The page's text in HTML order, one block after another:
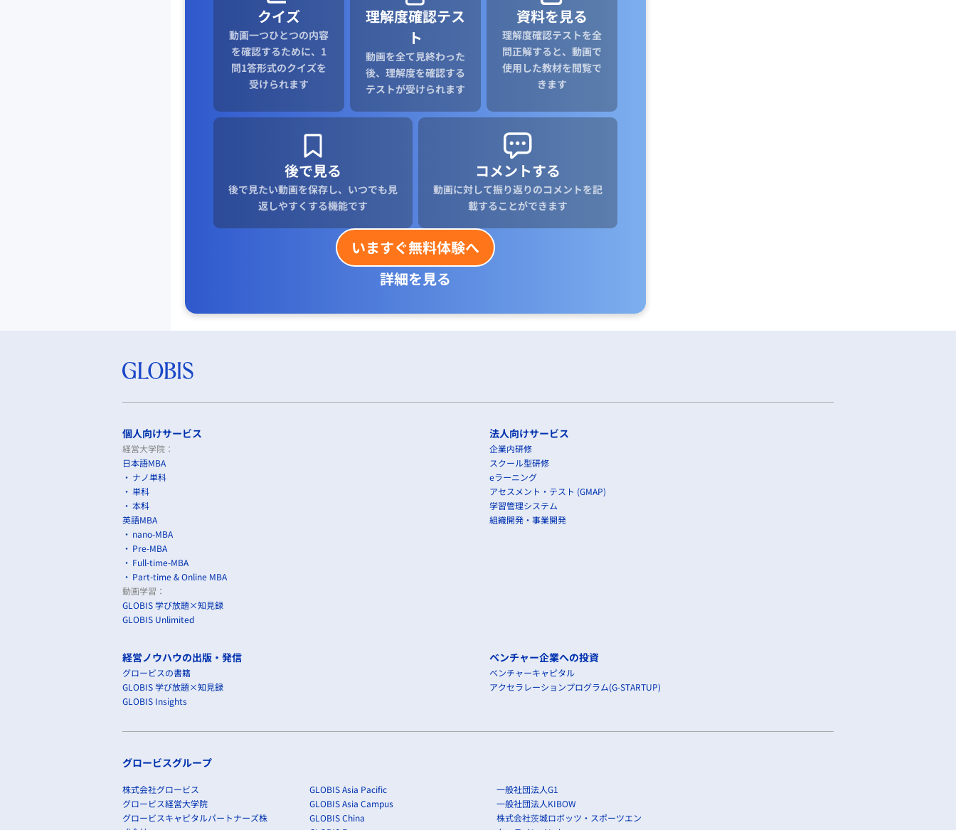
クイズ
動画一つひとつの内容
を確認するために、1
問1答形式のクイズを
受けられます
理解度確認テス
ト
動画を全て見終わった
後、理解度を確認する
テストが受けられます
資料を見る
理解度確認テストを全
問正解すると、動画で
使用した教材を閲覧で
きます
後で見る
後で見たい動画を保存し、いつでも見
返しやすくする機能です
コメントする
動画に対して振り返りのコメントを記
載することができます
いますぐ無料体験へ
詳細を見る
個人向けサービス
経営大学院：
日本語MBA
ナノ単科
単科
本科
英語MBA
nano-MBA
Pre-MBA
Full-time-MBA
Part-time & Online MBA
動画学習：
GLOBIS 学び放題×知見録
GLOBIS Unlimited
法人向けサービス
企業内研修
スクール型研修
eラーニング
アセスメント・テスト (GMAP)
学習管理システム
組織開発・事業開発
経営ノウハウの出版・発信
グロービスの書籍
GLOBIS 学び放題×知見録
GLOBIS Insights
ベンチャー企業への投資
ベンチャーキャピタル
アクセラレーションプログラム(G-STARTUP)
グロービスグループ
株式会社グロービス
グロービス経営大学院
グロービスキャピタルパートナーズ株
GLOBIS Asia Pacific
GLOBIS Asia Campus
GLOBIS China
一般社団法人G1
一般社団法人KIBOW
株式会社茨城ロボッツ・スポーツエン